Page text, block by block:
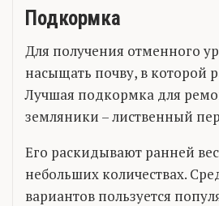
Подкормка
Для получения отменного
насыщать почву, в которой
Лучшая подкормка для
земляники – лиственный
Его раскидывают ранней
небольших количествах.
вариантов пользуется